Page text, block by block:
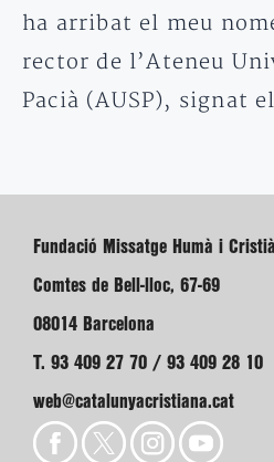
ha arribat el meu
rector de l’Ateneu
Pacià (AUSP), signat
Fundació Missatge Humà i Cristià
Comtes de Bell-lloc, 67-69
08014 Barcelona
T. 93 409 27 70 / 93 409 28 10
web@catalunyacristiana.cat